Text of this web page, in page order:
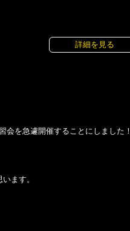
詳細を見る
会を急遽開催することにしました！
ます。